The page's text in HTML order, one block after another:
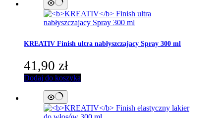
KREATIV Finish ultra nabłyszczajacy Spray 300 ml
41,90 zł
Dodaj do koszyka